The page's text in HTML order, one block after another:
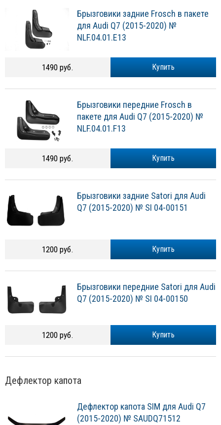
Брызговики задние Frosch в пакете
для Audi Q7 (2015-2020) №
NLF.04.01.E13
Купить
1490 руб.
Брызговики передние Frosch в
пакете для Audi Q7 (2015-2020) №
NLF.04.01.F13
Купить
1490 руб.
Брызговики задние Satori для Audi
Q7 (2015-2020) № SI 04-00151
Купить
1200 руб.
Брызговики передние Satori для Audi
Q7 (2015-2020) № SI 04-00150
Купить
1200 руб.
Дефлектор капота
Дефлектор капота SIM для Audi Q7
(2015-2020) № SAUDQ71512